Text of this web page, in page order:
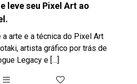
leve seu Pixel Art ao
a arte e a técnica do Pixel Art
artista gráfico por trás de
Legacy e […]